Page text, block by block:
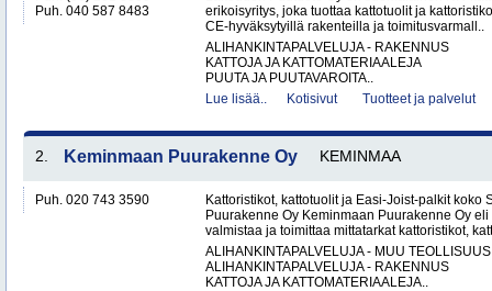
Puh. 040 587 8483
erikoisyritys, joka tuottaa kattotuolit ja
CE-hyväksytyillä rakenteilla ja toimitusvarmall..
ALIHANKINTAPALVELUJA - RAKENNUS
KATTOJA JA KATTOMATERIAALEJA
PUUTA JA PUUTAVAROITA..
Lue lisää..
Kotisivut Tuotteet ja palvelut
2. Keminmaan Puurakenne Oy KEMINMAA
Puh. 020 743 3590
Kattoristikot, kattotuolit ja Easi-Joist-palkit koko
Puurakenne Oy Keminmaan Puurakenne Oy
valmistaa ja toimittaa mittatarkat kattoristikot,
ALIHANKINTAPALVELUJA - MUU TEOLLISUUS
ALIHANKINTAPALVELUJA - RAKENNUS
KATTOJA JA KATTOMATERIAALEJA..